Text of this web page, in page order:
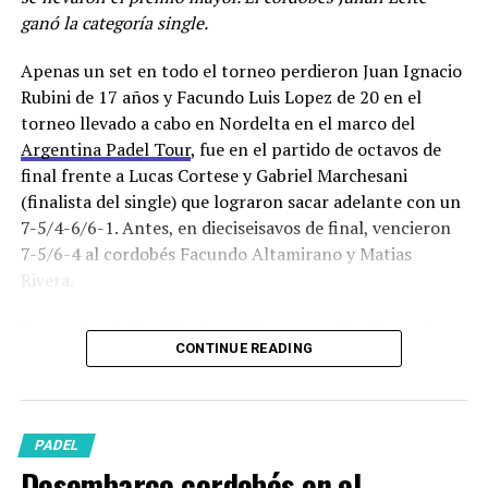
Tras derrotar a Pavón y Valentín San Juan en octavos,
se impusieron en cuartos a Marcos Andrada y “Miti”
derrotaron en tres sets (3/6-6/2-6/2) a la pareja
conformada por el chaqueño Mirko Kloser y el
tucumano Lautaro Mambrini.
De esta manera Leite, que además viene de ganar el
single delAPT de Nordelta, se acerca más que nunca al
ganó la categoría single.
Apenas un set en todo el torneo perdieron Juan Ignacio
Rubini de 17 años y Facundo Luis Lopez de 20 en el
torneo llevado a cabo en Nordelta en el marco del
Argentina Padel Tour, fue en el partido de octavos de
final frente a Lucas Cortese y Gabriel Marchesani
(finalista del single) que lograron sacar adelante con un
7-5/4-6/6-1. Antes, en dieciseisavos de final, vencieron
7-5/6-4 al cordobés Facundo Altamirano y Matias
Rivera.
En cuartos de final tenían el duro cruce frente a quienes
partían como pareja N°1, el chaqueño Mirko Kloster y el
igualado que se terminaron llevando los campeones por
7-5 y el momento del torneo en el que “Juani” Rubini le
dijo a su compañero en un cambio de lado: “Vamos a
CONTINUE READING
PADEL